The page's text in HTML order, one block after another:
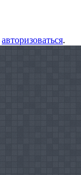
авторизоваться.